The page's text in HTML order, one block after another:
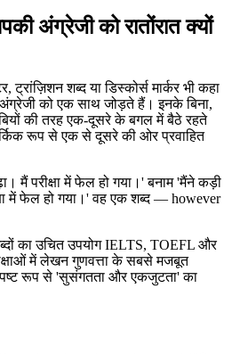
अंग्रेजी को रातोंरात क्यों
शब्द या डिस्कोर्स मार्कर भी कहा
को एक साथ जोड़ते हैं। इनके बिना,
की तरह एक-दूसरे के बगल में बैठे रहते
रूप से एक से दूसरे की ओर प्रवाहित
मैं परीक्षा में फेल हो गया।' बनाम 'मैंने कड़ी
में फेल हो गया।' वह एक शब्द — however
का उचित उपयोग IELTS, TOEFL और
में लेखन गुणवत्ता के सबसे मजबूत
रूप से 'सुसंगतता और एकजुटता' का